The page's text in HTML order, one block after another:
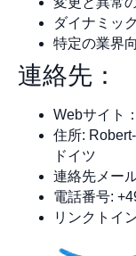
ダイナミッ
特定の業界
連絡先：
Webサイト：
住所:
ドイツ
連絡先メー
電話番号:
リンクトイ